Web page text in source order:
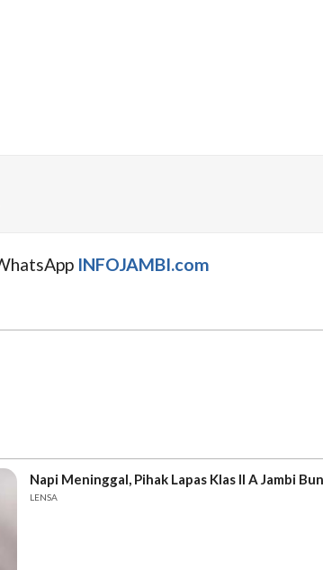
INFOJAMBI.com
Napi Meninggal, Pihak Lapas Klas II A Jambi
LENSA